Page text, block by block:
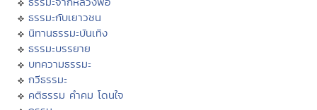
ธรรมะกับเยาวชน
นิทานธรรมะบันเทิง
ธรรมะบรรยาย
บทความธรรมะ
กวีธรรมะ
คติธรรม คำคม โดนใจ